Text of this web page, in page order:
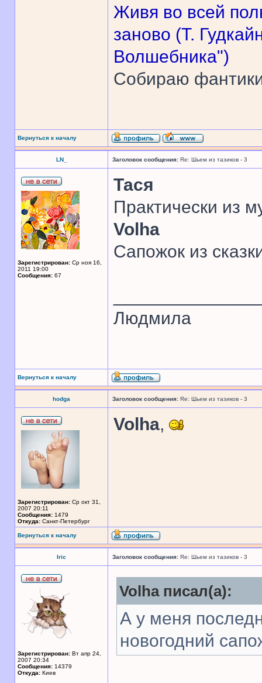
Живя во всей
заново (Т.
Волшебника")
Собираю
Вернуться к началу
LN_ Заголовок сообщения: Re: Шьем из тазиков - 3
Зарегистрирован: Ср ноя 16,
2011 19:00
Сообщения: 67
Тася
Практически из
Volha
Сапожок из
Людмила
Вернуться к началу
hodga Заголовок сообщения: Re: Шьем из тазиков - 3
Зарегистрирован: Ср окт 31,
2007 20:11
Сообщения: 1479
Откуда: Санкт-Петербург
Volha,
Вернуться к началу
Iric Заголовок сообщения: Re: Шьем из тазиков - 3
Зарегистрирован: Вт апр 24,
2007 20:34
Сообщения: 14379
Откуда: Киев
Volha писал(а):
А у меня
новогодний